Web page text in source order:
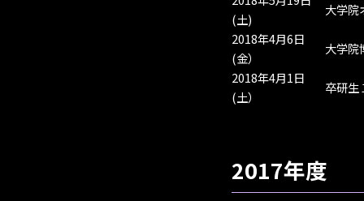
(土)
大学院
2018年4月6日
(金）
大学院
2018年4月1日
(土）
卒研生
2017年度